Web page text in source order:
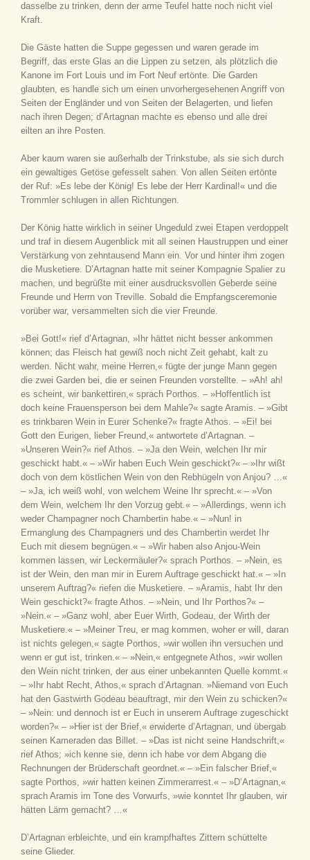
dasselbe zu trinken, denn der arme Teufel hatte noch nicht viel
Kraft.
Die Gäste hatten die Suppe gegessen und waren gerade im
Begriff, das erste Glas an die Lippen zu setzen, als plötzlich die
Kanone im Fort Louis und im Fort Neuf ertönte. Die Garden
glaubten, es handle sich um einen unvorhergesehenen Angriff von
Seiten der Engländer und von Seiten der Belagerten, und liefen
nach ihren Degen; d’Artagnan machte es ebenso und alle drei
eilten an ihre Posten.
Aber kaum waren sie außerhalb der Trinkstube, als sie sich durch
ein gewaltiges Getöse gefesselt sahen. Von allen Seiten ertönte
der Ruf: »Es lebe der König! Es lebe der Herr Kardinal!« und die
Trommler schlugen in allen Richtungen.
Der König hatte wirklich in seiner Ungeduld zwei Etapen verdoppelt
und traf in diesem Augenblick mit all seinen Haustruppen und einer
Verstärkung von zehntausend Mann ein. Vor und hinter ihm zogen
die Musketiere. D’Artagnan hatte mit seiner Kompagnie Spalier zu
machen, und begrüßte mit einer ausdrucksvollen Geberde seine
Freunde und Herrn von Treville. Sobald die Empfangsceremonie
vorüber war, versammelten sich die vier Freunde.
»Bei Gott!« rief d’Artagnan, »Ihr hättet nicht besser ankommen
können; das Fleisch hat gewiß noch nicht Zeit gehabt, kalt zu
werden. Nicht wahr, meine Herren,« fügte der junge Mann gegen
die zwei Garden bei, die er seinen Freunden vorstellte. – »Ah! ah!
es scheint, wir bankettiren,« sprach Porthos. – »Hoffentlich ist
doch keine Frauensperson bei dem Mahle?« sagte Aramis. – »Gibt
es trinkbaren Wein in Eurer Schenke?« fragte Athos. – »Ei! bei
Gott den Eurigen, lieber Freund,« antwortete d’Artagnan. –
»Unseren Wein?« rief Athos. – »Ja den Wein, welchen Ihr mir
geschickt habt.« – »Wir haben Euch Wein geschickt?« – »Ihr wißt
doch von dem köstlichen Wein von den Rebhügeln von Anjou? …«
– »Ja, ich weiß wohl, von welchem Weine Ihr sprecht.« – »Von
dem Wein, welchem Ihr den Vorzug gebt.« – »Allerdings, wenn ich
weder Champagner noch Chambertin habe.« – »Nun! in
Ermanglung des Champagners und des Chambertin werdet Ihr
Euch mit diesem begnügen.« – »Wir haben also Anjou-Wein
kommen lassen, wir Leckermäuler?« sprach Porthos. – »Nein, es
ist der Wein, den man mir in Eurem Auftrage geschickt hat.« – »In
unserem Auftrag?« riefen die Musketiere. – »Aramis, habt Ihr den
Wein geschickt?« fragte Athos. – »Nein, und Ihr Porthos?« –
»Nein.« – »Ganz wohl, aber Euer Wirth, Godeau, der Wirth der
Musketiere.« – »Meiner Treu, er mag kommen, woher er will, daran
ist nichts gelegen,« sagte Porthos, »wir wollen ihn versuchen und
wenn er gut ist, trinken.« – »Nein,« entgegnete Athos, »wir wollen
den Wein nicht trinken, der aus einer unbekannten Quelle kommt.«
– »Ihr habt Recht, Athos,« sprach d’Artagnan. »Niemand von Euch
hat den Gastwirth Godeau beauftragt, mir den Wein zu schicken?«
– »Nein: und dennoch ist er Euch in unserem Auftrage zugeschickt
worden?« – »Hier ist der Brief,« erwiderte d’Artagnan, und übergab
seinen Kameraden das Billet. – »Das ist nicht seine Handschrift,«
rief Athos; »ich kenne sie, denn ich habe vor dem Abgang die
Rechnungen der Brüderschaft geordnet.« – »Ein falscher Brief,«
sagte Porthos, »wir hatten keinen Zimmerarrest.« – »D’Artagnan,«
sprach Aramis im Tone des Vorwurfs, »wie konntet Ihr glauben, wir
hätten Lärm gemacht? …«
D’Artagnan erbleichte, und ein krampfhaftes Zittern schüttelte
seine Glieder.